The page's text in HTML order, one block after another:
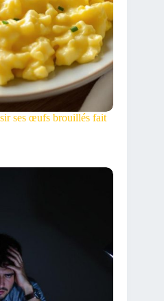
ses œufs brouillés fait